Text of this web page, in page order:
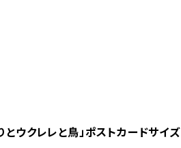
とウクレレと鳥」ポストカードサイズ